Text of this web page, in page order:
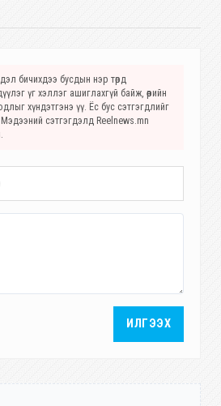
бичихдээ бусдын нэр төрд
үг хэллэг ашиглахгүй байж, өөрийн
хүндэтгэнэ үү. Ёс бус сэтгэгдлийг
сэтгэгдэлд Reelnews.mn
ИЛГЭЭХ